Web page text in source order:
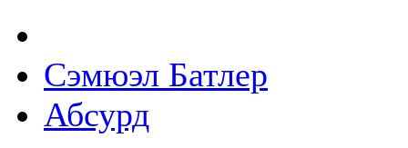
Сэмюэл Батлер
Абсурд